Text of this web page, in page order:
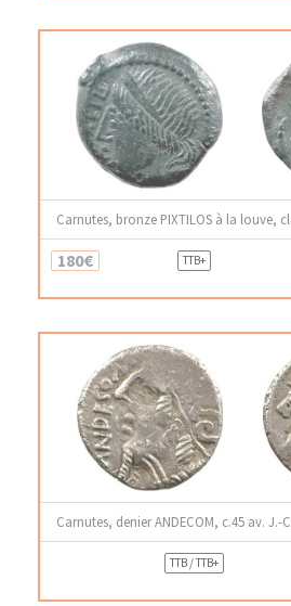
Carnutes, bronze PIXTILOS à la louve,
180€ TTB+
Carnutes, denier ANDECOM, c.45 av. J.-
TTB / TTB+